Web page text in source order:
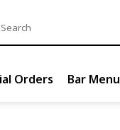
Orders Bar Menu